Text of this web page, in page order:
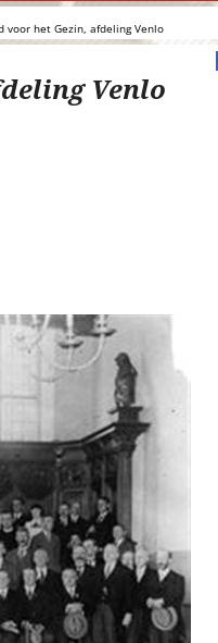
voor het Gezin, afdeling Venlo
Venlo